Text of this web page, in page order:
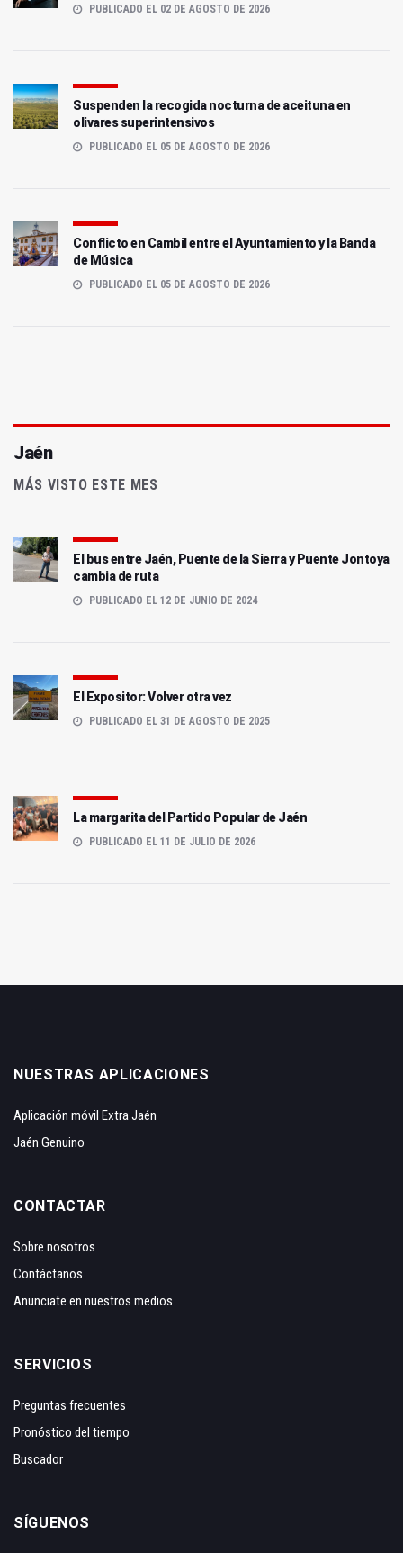
PUBLICADO EL 02 DE AGOSTO DE 2026
Suspenden la recogida nocturna de aceituna en
olivares superintensivos
PUBLICADO EL 05 DE AGOSTO DE 2026
Conflicto en Cambil entre el Ayuntamiento y la Banda
de Música
PUBLICADO EL 05 DE AGOSTO DE 2026
Jaén
MÁS VISTO ESTE MES
El bus entre Jaén, Puente de la Sierra y Puente Jontoya
cambia de ruta
PUBLICADO EL 12 DE JUNIO DE 2024
El Expositor: Volver otra vez
PUBLICADO EL 31 DE AGOSTO DE 2025
La margarita del Partido Popular de Jaén
PUBLICADO EL 11 DE JULIO DE 2026
NUESTRAS APLICACIONES
Aplicación móvil Extra Jaén
Jaén Genuino
CONTACTAR
Sobre nosotros
Contáctanos
Anunciate en nuestros medios
SERVICIOS
Preguntas frecuentes
Pronóstico del tiempo
Buscador
SÍGUENOS